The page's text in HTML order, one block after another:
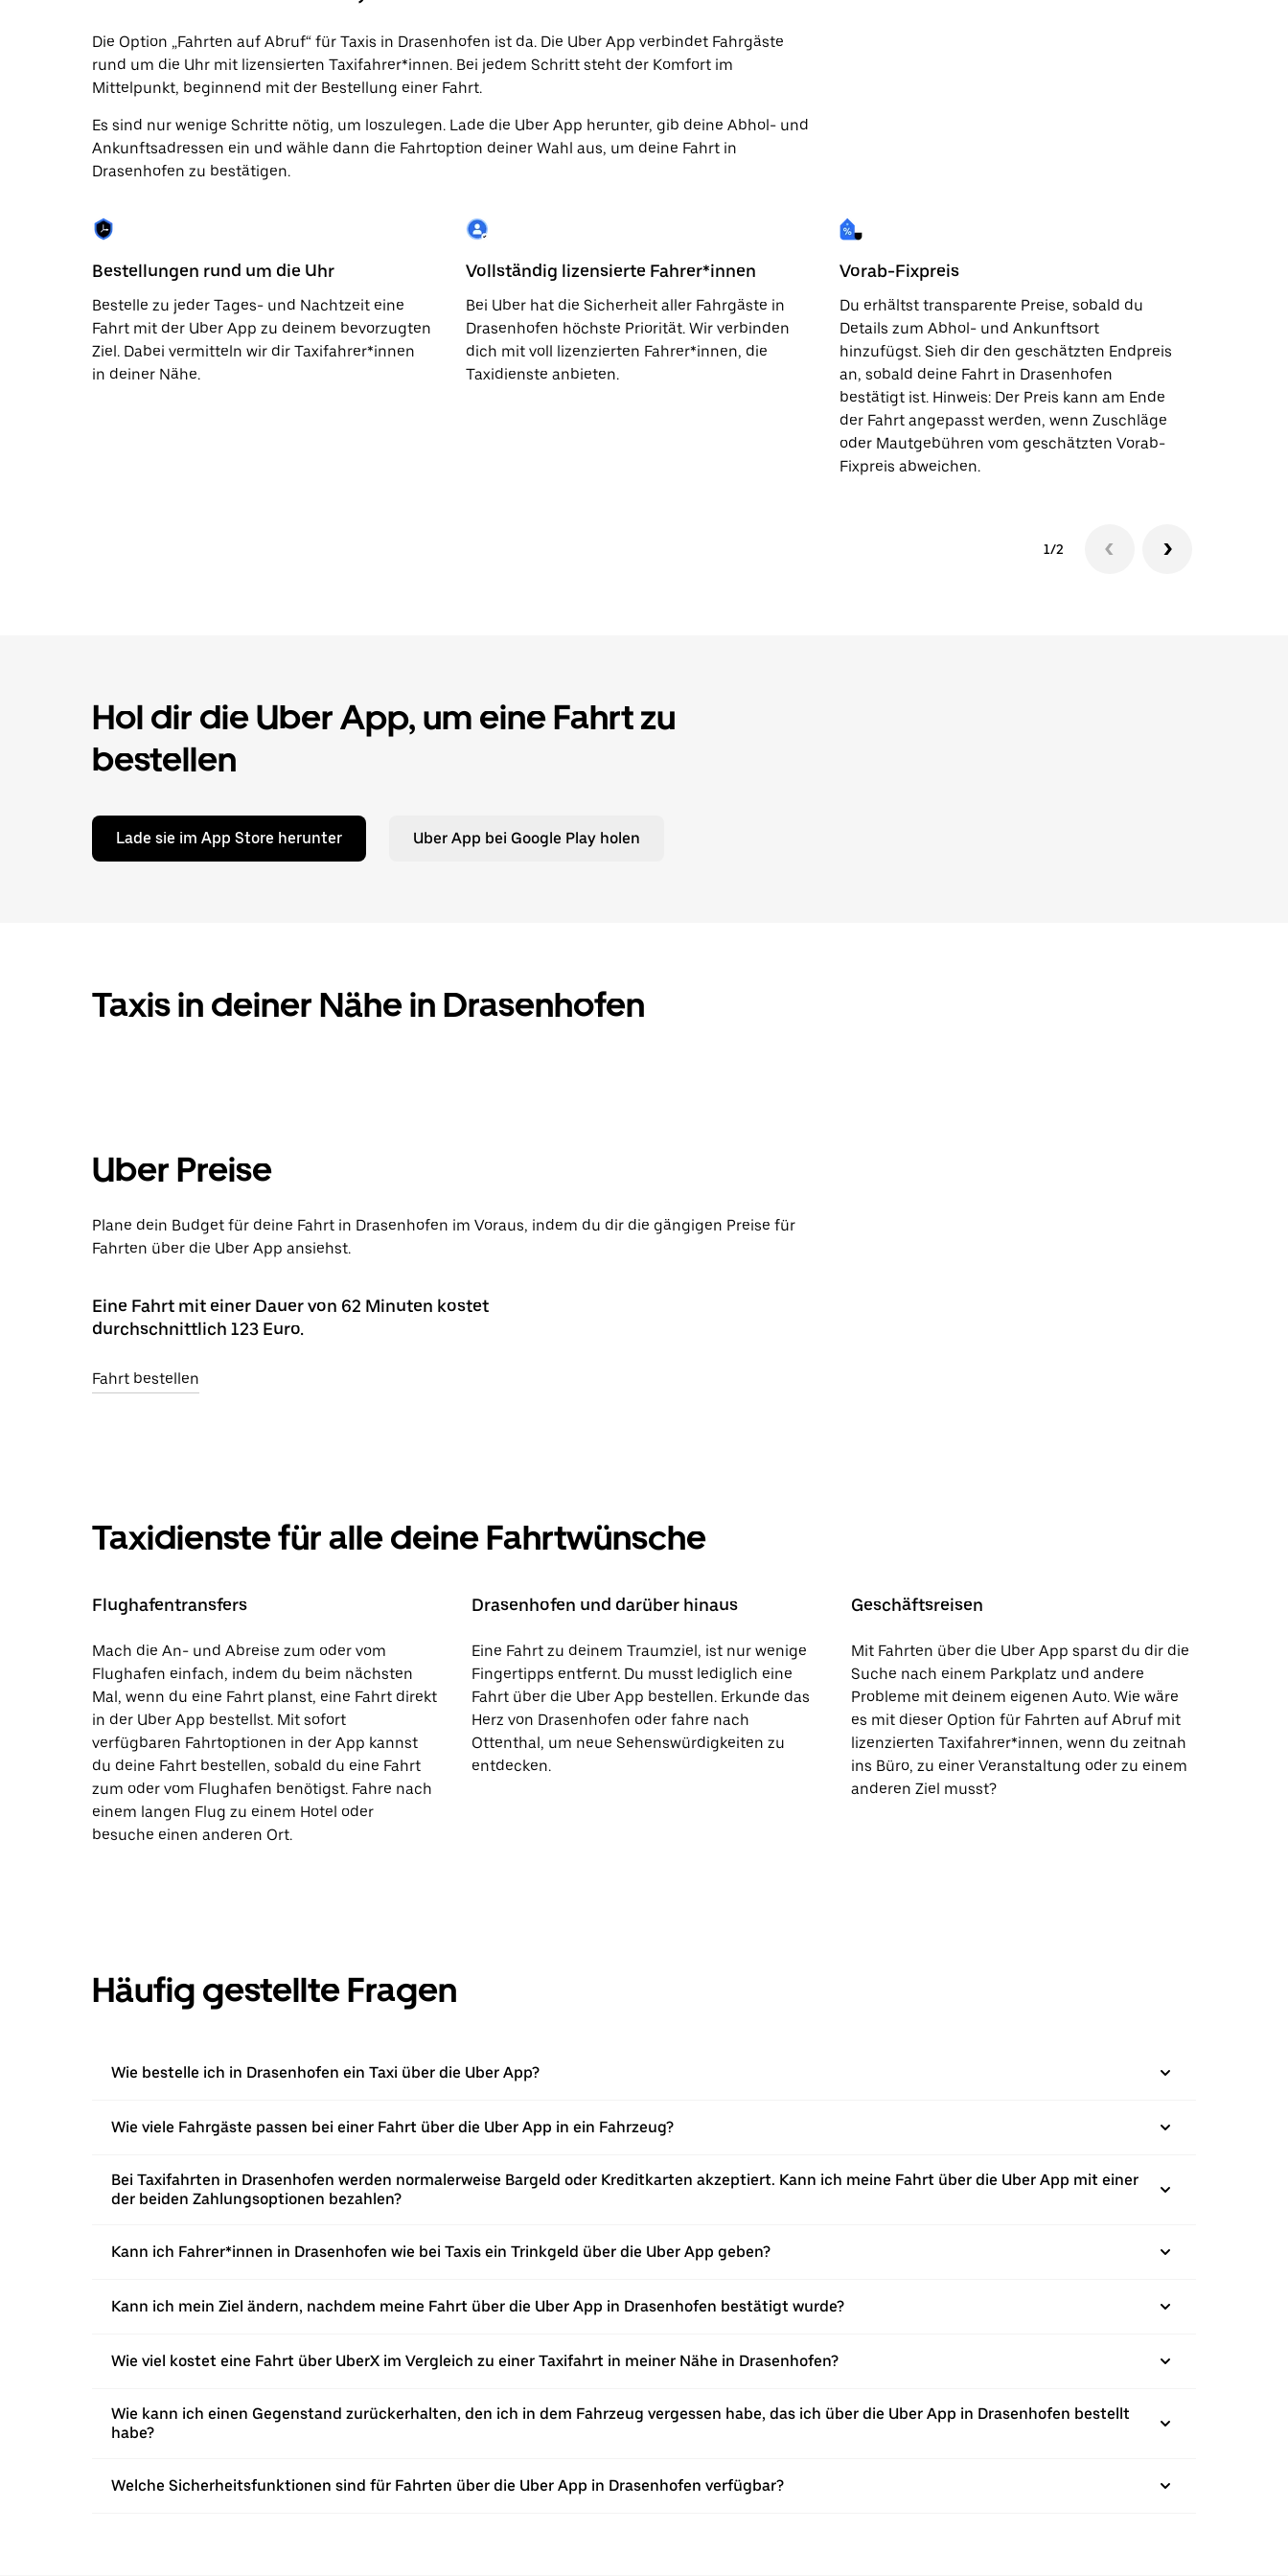
Drücke
die
Escape-
um
den
Kalender
zu
Die Option „Fahrten auf Abruf“ für Taxis in Drasenhofen ist da. Die Uber App verbindet Fahrgäste
rund um die Uhr mit lizensierten Taxifahrer*innen. Bei jedem Schritt steht der Komfort im
Mittelpunkt, beginnend mit der Bestellung einer Fahrt.
Es sind nur wenige Schritte nötig, um loszulegen. Lade die Uber App herunter, gib deine Abhol- und
Ankunftsadressen ein und wähle dann die Fahrtoption deiner Wahl aus, um deine Fahrt in
Drasenhofen zu bestätigen.
Bestellungen rund um die Uhr
Bestelle zu jeder Tages- und Nachtzeit eine
Fahrt mit der Uber App zu deinem bevorzugten
Ziel. Dabei vermitteln wir dir Taxifahrer*innen
in deiner Nähe.
Vollständig lizensierte Fahrer*innen
Bei Uber hat die Sicherheit aller Fahrgäste in
Drasenhofen höchste Priorität. Wir verbinden
dich mit voll lizenzierten Fahrer*innen, die
Taxidienste anbieten.
Vorab-Fixpreis
Du erhältst transparente Preise, sobald du
Details zum Abhol- und Ankunftsort
hinzufügst. Sieh dir den geschätzten Endpreis
an, sobald deine Fahrt in Drasenhofen
bestätigt ist. Hinweis: Der Preis kann am Ende
der Fahrt angepasst werden, wenn Zuschläge
oder Mautgebühren vom geschätzten Vorab-
Fixpreis abweichen.
1/2
Hol dir die Uber App, um eine Fahrt zu
bestellen
Lade sie im App Store herunter Uber App bei Google Play holen
Taxis in deiner Nähe in Drasenhofen
Uber Preise
Plane dein Budget für deine Fahrt in Drasenhofen im Voraus, indem du dir die gängigen Preise für
Fahrten über die Uber App ansiehst.
Eine Fahrt mit einer Dauer von 62 Minuten kostet
durchschnittlich 123 Euro.
Fahrt bestellen
Taxidienste für alle deine Fahrtwünsche
Flughafentransfers
Mach die An- und Abreise zum oder vom
Flughafen einfach, indem du beim nächsten
Mal, wenn du eine Fahrt planst, eine Fahrt direkt
in der Uber App bestellst. Mit sofort
verfügbaren Fahrtoptionen in der App kannst
du deine Fahrt bestellen, sobald du eine Fahrt
zum oder vom Flughafen benötigst. Fahre nach
einem langen Flug zu einem Hotel oder
besuche einen anderen Ort.
Drasenhofen und darüber hinaus
Eine Fahrt zu deinem Traumziel, ist nur wenige
Fingertipps entfernt. Du musst lediglich eine
Fahrt über die Uber App bestellen. Erkunde das
Herz von Drasenhofen oder fahre nach
Ottenthal, um neue Sehenswürdigkeiten zu
entdecken.
Geschäftsreisen
Mit Fahrten über die Uber App sparst du dir die
Suche nach einem Parkplatz und andere
Probleme mit deinem eigenen Auto. Wie wäre
es mit dieser Option für Fahrten auf Abruf mit
lizenzierten Taxifahrer*innen, wenn du zeitnah
ins Büro, zu einer Veranstaltung oder zu einem
anderen Ziel musst?
Häufig gestellte Fragen
Wie bestelle ich in Drasenhofen ein Taxi über die Uber App?
Wie viele Fahrgäste passen bei einer Fahrt über die Uber App in ein Fahrzeug?
Bei Taxifahrten in Drasenhofen werden normalerweise Bargeld oder Kreditkarten akzeptiert. Kann ich meine Fahrt über die Uber App mit einer
der beiden Zahlungsoptionen bezahlen?
Kann ich Fahrer*innen in Drasenhofen wie bei Taxis ein Trinkgeld über die Uber App geben?
Kann ich mein Ziel ändern, nachdem meine Fahrt über die Uber App in Drasenhofen bestätigt wurde?
Wie viel kostet eine Fahrt über UberX im Vergleich zu einer Taxifahrt in meiner Nähe in Drasenhofen?
Wie kann ich einen Gegenstand zurückerhalten, den ich in dem Fahrzeug vergessen habe, das ich über die Uber App in Drasenhofen bestellt
habe?
Welche Sicherheitsfunktionen sind für Fahrten über die Uber App in Drasenhofen verfügbar?